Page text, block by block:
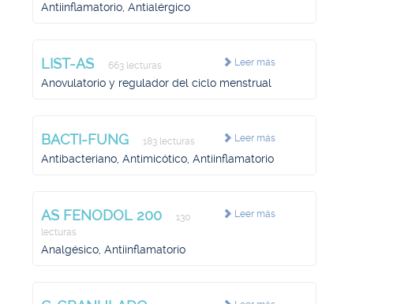
Antiinflamatorio, Antialérgico
Leer más
LIST-AS 663 lecturas
Anovulatorio y regulador del ciclo menstrual
Leer más
BACTI-FUNG 183 lecturas
Antibacteriano, Antimicótico, Antiinflamatorio
Leer más
AS FENODOL 200
130
lecturas
Analgésico, Antiinflamatorio